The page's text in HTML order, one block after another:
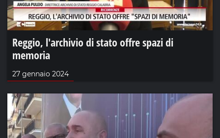
Reggio, l'archivio di stato offre spazi di
memoria
27 gennaio 2024